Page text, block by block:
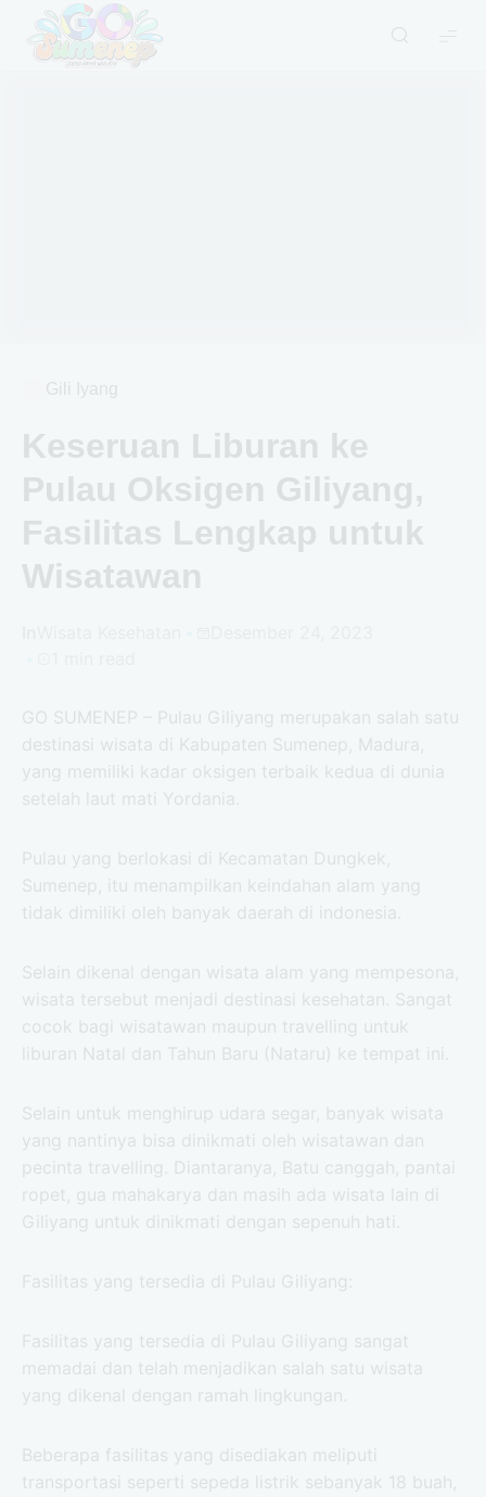
GO
Gili Iyang
Keseruan Liburan ke
Pulau Oksigen Giliyang,
Fasilitas Lengkap untuk
Wisatawan
GO SUMENEP – Pulau Giliyang merupakan salah satu
destinasi wisata di Kabupaten Sumenep, Madura,
yang memiliki kadar oksigen terbaik kedua di dunia
setelah laut mati Yordania.
Pulau yang berlokasi di Kecamatan Dungkek,
Sumenep, itu menampilkan keindahan alam yang
tidak dimiliki oleh banyak daerah di indonesia.
Selain dikenal dengan wisata alam yang mempesona,
wisata tersebut menjadi destinasi kesehatan. Sangat
cocok bagi wisatawan maupun travelling untuk
liburan Natal dan Tahun Baru (Nataru) ke tempat ini.
Selain untuk menghirup udara segar, banyak wisata
yang nantinya bisa dinikmati oleh wisatawan dan
pecinta travelling. Diantaranya, Batu canggah, pantai
ropet, gua mahakarya dan masih ada wisata lain di
Giliyang untuk dinikmati dengan sepenuh hati.
Fasilitas yang tersedia di Pulau Giliyang:
Fasilitas yang tersedia di Pulau Giliyang sangat
memadai dan telah menjadikan salah satu wisata
yang dikenal dengan ramah lingkungan.
Beberapa fasilitas yang disediakan meliputi
transportasi seperti sepeda listrik sebanyak 18 buah,